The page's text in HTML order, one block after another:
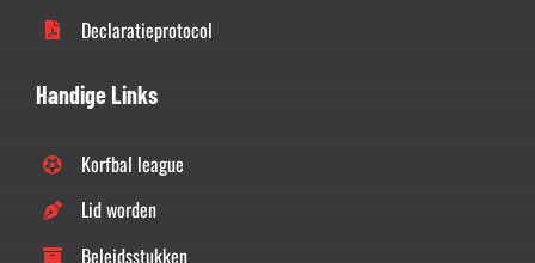
Declaratieprotocol
Handige Links
Korfbal league
Lid worden
Beleidsstukken